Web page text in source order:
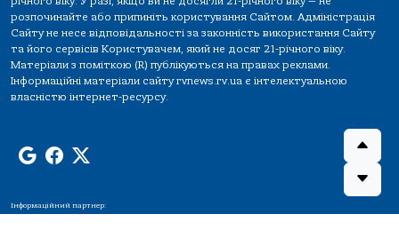
розпочинайте або припиніть користування Сайтом. Адміністрація
Сайту не несе відповідальності за законність використання Сайту
та його сервісів Користувачем, який не досяг 21-річного віку.
Матеріали з поміткою (R) публікуються на правах реклами.
Інформаційні матеріали сайту rvnews.rv.ua є інтелектуальною
власністю інтернет-ресурсу.
Інформаційний партнер: